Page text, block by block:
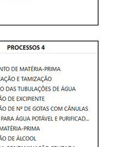
FICHAS DE CONTRO
DE SERVIÇOS
TEMPERATURA, INSUMOS E